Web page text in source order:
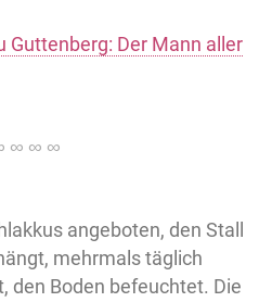
Guttenberg: Der Mann aller
angeboten, den Stall
mehrmals täglich
den Boden befeuchtet. Die